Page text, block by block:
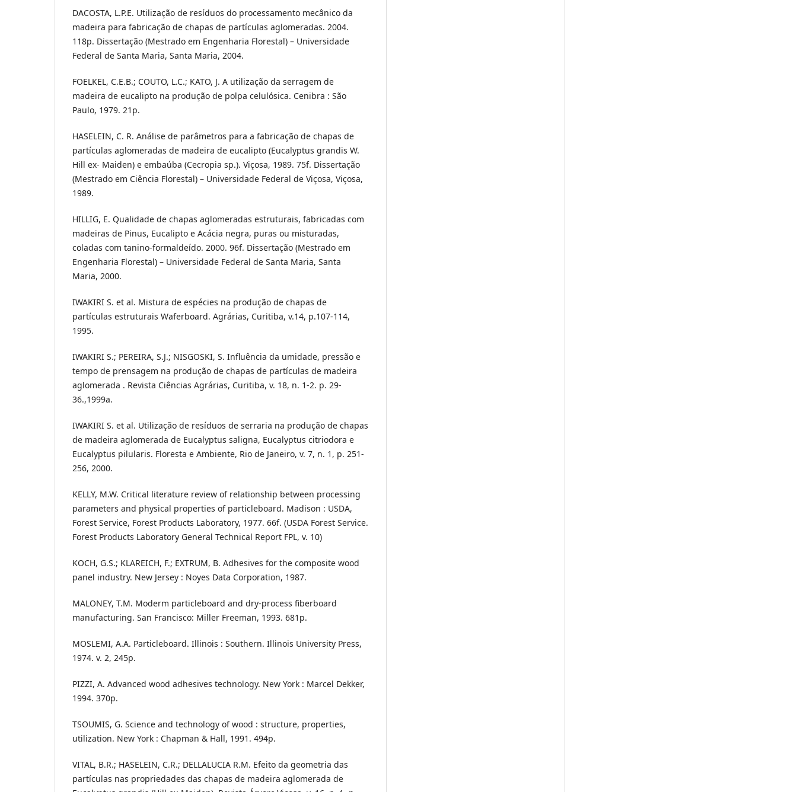
DACOSTA, L.P.E. Utilização de resíduos do processamento mecânico da
madeira para fabricação de chapas de partículas aglomeradas. 2004.
118p. Dissertação (Mestrado em Engenharia Florestal) – Universidade
Federal de Santa Maria, Santa Maria, 2004.
FOELKEL, C.E.B.; COUTO, L.C.; KATO, J. A utilização da serragem de
madeira de eucalipto na produção de polpa celulósica. Cenibra : São
Paulo, 1979. 21p.
HASELEIN, C. R. Análise de parâmetros para a fabricação de chapas de
partículas aglomeradas de madeira de eucalipto (Eucalyptus grandis W.
Hill ex- Maiden) e embaúba (Cecropia sp.). Viçosa, 1989. 75f. Dissertação
(Mestrado em Ciência Florestal) – Universidade Federal de Viçosa, Viçosa,
1989.
HILLIG, E. Qualidade de chapas aglomeradas estruturais, fabricadas com
madeiras de Pinus, Eucalipto e Acácia negra, puras ou misturadas,
coladas com tanino-formaldeído. 2000. 96f. Dissertação (Mestrado em
Engenharia Florestal) – Universidade Federal de Santa Maria, Santa
Maria, 2000.
IWAKIRI S. et al. Mistura de espécies na produção de chapas de
partículas estruturais Waferboard. Agrárias, Curitiba, v.14, p.107-114,
1995.
IWAKIRI S.; PEREIRA, S.J.; NISGOSKI, S. Influência da umidade, pressão e
tempo de prensagem na produção de chapas de partículas de madeira
aglomerada . Revista Ciências Agrárias, Curitiba, v. 18, n. 1-2. p. 29-
36.,1999a.
IWAKIRI S. et al. Utilização de resíduos de serraria na produção de chapas
de madeira aglomerada de Eucalyptus saligna, Eucalyptus citriodora e
Eucalyptus pilularis. Floresta e Ambiente, Rio de Janeiro, v. 7, n. 1, p. 251-
256, 2000.
KELLY, M.W. Critical literature review of relationship between processing
parameters and physical properties of particleboard. Madison : USDA,
Forest Service, Forest Products Laboratory, 1977. 66f. (USDA Forest Service.
Forest Products Laboratory General Technical Report FPL, v. 10)
KOCH, G.S.; KLAREICH, F.; EXTRUM, B. Adhesives for the composite wood
panel industry. New Jersey : Noyes Data Corporation, 1987.
MALONEY, T.M. Moderm particleboard and dry-process fiberboard
manufacturing. San Francisco: Miller Freeman, 1993. 681p.
MOSLEMI, A.A. Particleboard. Illinois : Southern. Illinois University Press,
1974. v. 2, 245p.
PIZZI, A. Advanced wood adhesives technology. New York : Marcel Dekker,
1994. 370p.
TSOUMIS, G. Science and technology of wood : structure, properties,
utilization. New York : Chapman & Hall, 1991. 494p.
VITAL, B.R.; HASELEIN, C.R.; DELLALUCIA R.M. Efeito da geometria das
partículas nas propriedades das chapas de madeira aglomerada de